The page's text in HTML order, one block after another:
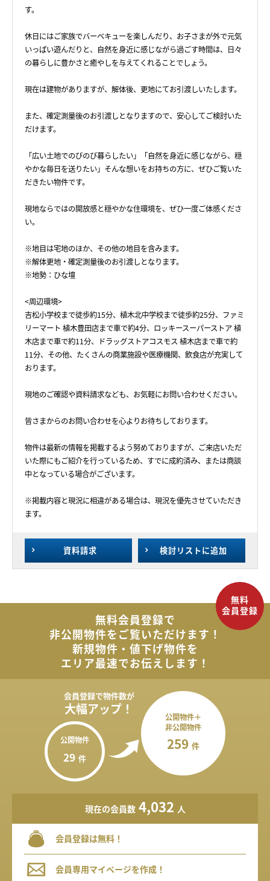
資料請求 検討リストに追加
す。
休日にはご家族でバーベキューを楽しんだり、お子さまが外で元気
いっぱい遊んだりと、自然を身近に感じながら過ごす時間は、日々
の暮らしに豊かさと癒やしを与えてくれることでしょう。
現在は建物がありますが、解体後、更地にてお引渡しいたします。
また、確定測量後のお引渡しとなりますので、安心してご検討いた
だけます。
「広い土地でのびのび暮らしたい」「自然を身近に感じながら、穏
やかな毎日を送りたい」そんな想いをお持ちの方に、ぜひご覧いた
だきたい物件です。
現地ならではの開放感と穏やかな住環境を、ぜひ一度ご体感くださ
い。
※地目は宅地のほか、その他の地目を含みます。
※解体更地・確定測量後のお引渡しとなります。
※地勢：ひな壇
<周辺環境>
吉松小学校まで徒歩約15分、植木北中学校まで徒歩約25分、ファミ
リーマート 植木豊田店まで車で約4分、ロッキースーパーストア 植
木店まで車で約11分、ドラッグストアコスモス 植木店まで車で約
11分、その他、たくさんの商業施設や医療機関、飲食店が充実して
おります。
現地のご確認や資料請求なども、お気軽にお問い合わせください。
皆さまからのお問い合わせを心よりお待ちしております。
物件は最新の情報を掲載するよう努めておりますが、ご来店いただ
いた際にもご紹介を行っているため、すでに成約済み、または商談
中となっている場合がございます。
※掲載内容と現況に相違がある場合は、現況を優先させていただき
ます。
無料会員登録で
非公開物件をご覧いただけます！
新規物件・値下げ物件を
エリア最速でお伝えします！
会員登録で物件数が
大幅アップ！
公開物件
29 件
公開物件＋
非公開物件
259 件
現在の会員数 4,032 人
会員登録は無料！
会員専用マイページを作成！